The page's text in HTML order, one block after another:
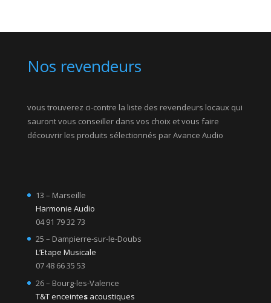
Nos revendeurs
vous trouverez ci-contre la liste des revendeurs locaux qui
sauront vous conseiller dans vos choix et vous faire
découvrir les produits sélectionnés par Avance Audio
13 – Marseille
Harmonie Audio
04 91 79 32 73
25 – Dampierre-sur-le-Doubs
L’Etape Musicale
07 48 66 35 53
26 – Bourg-les-Valence
T&T enceintes acoustiques